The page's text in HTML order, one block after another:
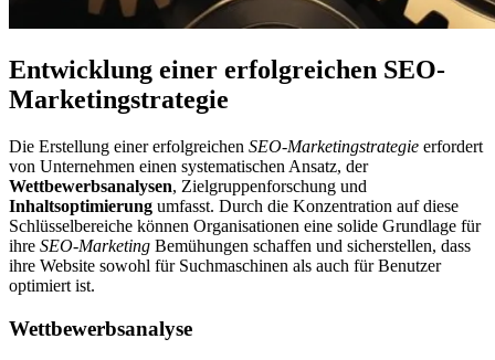
Entwicklung einer erfolgreichen SEO-
Marketingstrategie
Die Erstellung einer erfolgreichen SEO-Marketingstrategie erfordert
von Unternehmen einen systematischen Ansatz, der
Wettbewerbsanalysen, Zielgruppenforschung und
Inhaltsoptimierung umfasst. Durch die Konzentration auf diese
Schlüsselbereiche können Organisationen eine solide Grundlage für
ihre SEO-Marketing Bemühungen schaffen und sicherstellen, dass
ihre Website sowohl für Suchmaschinen als auch für Benutzer
optimiert ist.
Wettbewerbsanalyse